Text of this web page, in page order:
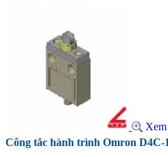
Công tắc hành trình Omron D4C-